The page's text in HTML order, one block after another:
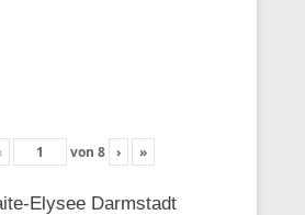
von 8 › »
Elysee Darmstadt